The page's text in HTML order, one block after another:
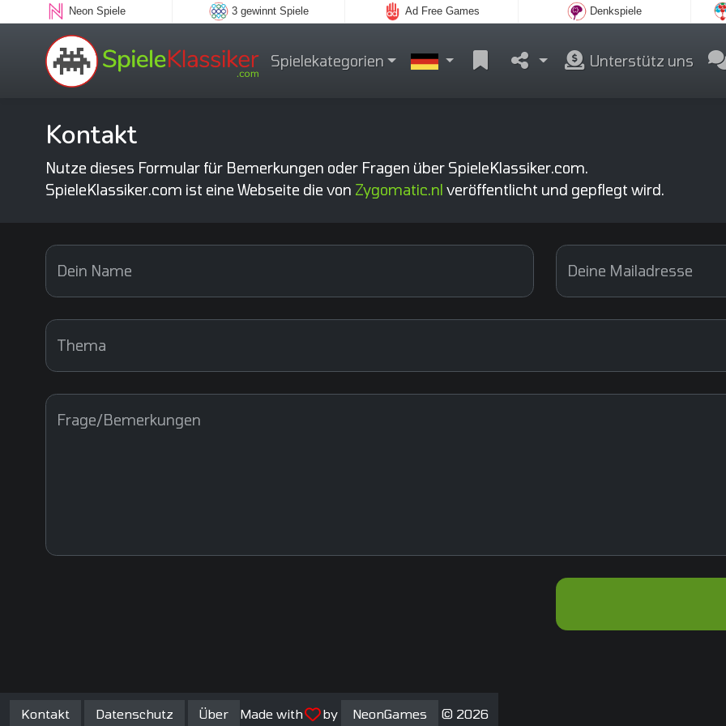
Neon Spiele 3 gewinnt Spiele Ad Free Games Denkspiele
Spielekategorien Unterstütz uns
Kontakt
Nutze dieses Formular für Bemerkungen oder Fragen über SpieleKlassiker.com.
SpieleKlassiker.com ist eine Webseite die von Zygomatic.nl veröffentlicht und gepflegt wird.
Dein Name Deine Mailadresse
Thema
Frage/Bemerkungen
Kontakt Datenschutz Über Made with by NeonGames © 2026